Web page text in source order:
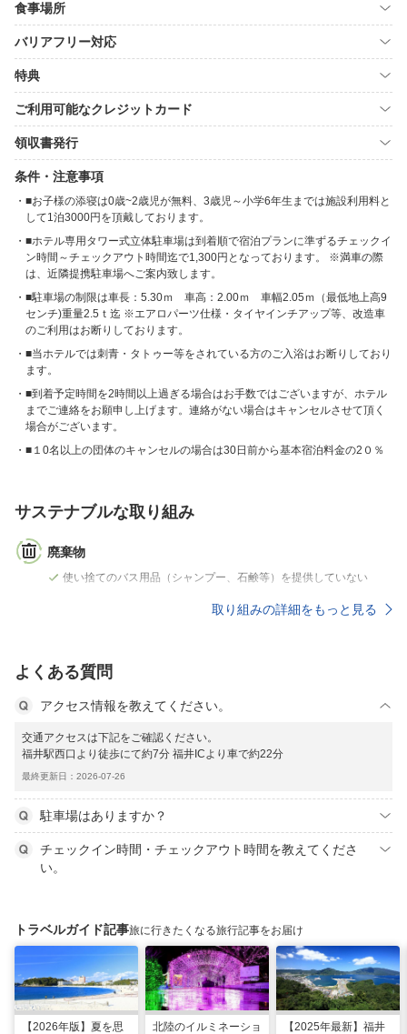
食事場所
バリアフリー対応
特典
ご利用可能なクレジットカード
領収書発行
条件・注意事項
■お子様の添寝は0歳~2歳児が無料、3歳児～小学6年生までは施設利用料と
して1泊3000円を頂戴しております。
■ホテル専用タワー式立体駐車場は到着順で宿泊プランに準ずるチェックイ
ン時間～チェックアウト時間迄で1,300円となっております。 ※満車の際
は、近隣提携駐車場へご案内致します。
■駐車場の制限は車長：5.30ｍ 車高：2.00ｍ 車幅2.05ｍ（最低地上高9
センチ)重量2.5ｔ迄 ※エアロパーツ仕様・タイヤインチアップ等、改造車
のご利用はお断りしております。
■当ホテルでは刺青・タトゥー等をされている方のご入浴はお断りしており
ます。
■到着予定時間を2時間以上過ぎる場合はお手数ではございますが、ホテル
までご連絡をお願申し上げます。連絡がない場合はキャンセルさせて頂く
場合がございます。
■１0名以上の団体のキャンセルの場合は30日前から基本宿泊料金の2０％
サステナブルな取り組み
廃棄物
使い捨てのバス用品（シャンプー、石鹸等）を提供していない
取り組みの詳細をもっと見る
よくある質問
アクセス情報を教えてください。
交通アクセスは下記をご確認ください。
福井駅西口より徒歩にて約7分 福井ICより車で約22分
最終更新日：2026-07-26
駐車場はありますか？
チェックイン時間・チェックアウト時間を教えてくださ
い。
トラベルガイド記事旅に行きたくなる旅行記事をお届け
【2026年版】夏を思
北陸のイルミネーショ
【2025年最新】福井